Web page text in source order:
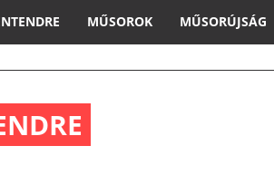
MŰSOROK MŰSORÚJSÁG